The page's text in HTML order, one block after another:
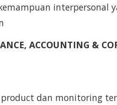
interpersonal
ACCOUNTING &
dan monitoring